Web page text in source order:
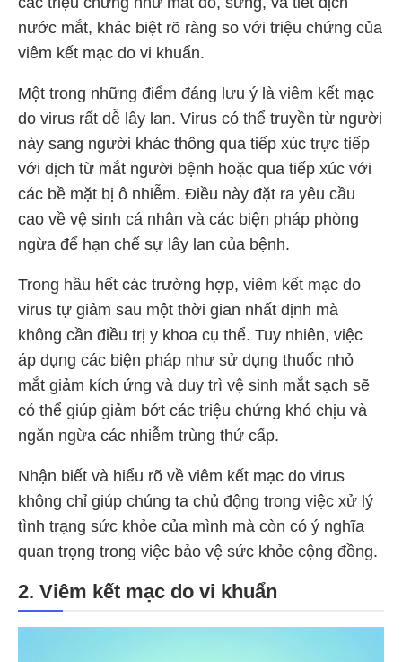
nước mắt, khác biệt rõ ràng so với triệu chứng của
viêm kết mạc do vi khuẩn.
Một trong những điểm đáng lưu ý là viêm kết mạc
do virus rất dễ lây lan. Virus có thể truyền từ người
này sang người khác thông qua tiếp xúc trực tiếp
với dịch từ mắt người bệnh hoặc qua tiếp xúc với
các bề mặt bị ô nhiễm. Điều này đặt ra yêu cầu
cao về vệ sinh cá nhân và các biện pháp phòng
ngừa để hạn chế sự lây lan của bệnh.
Trong hầu hết các trường hợp, viêm kết mạc do
virus tự giảm sau một thời gian nhất định mà
không cần điều trị y khoa cụ thể. Tuy nhiên, việc
áp dụng các biện pháp như sử dụng thuốc nhỏ
mắt giảm kích ứng và duy trì vệ sinh mắt sạch sẽ
có thể giúp giảm bớt các triệu chứng khó chịu và
ngăn ngừa các nhiễm trùng thứ cấp.
Nhận biết và hiểu rõ về viêm kết mạc do virus
không chỉ giúp chúng ta chủ động trong việc xử lý
tình trạng sức khỏe của mình mà còn có ý nghĩa
quan trọng trong việc bảo vệ sức khỏe cộng đồng.
2. Viêm kết mạc do vi khuẩn